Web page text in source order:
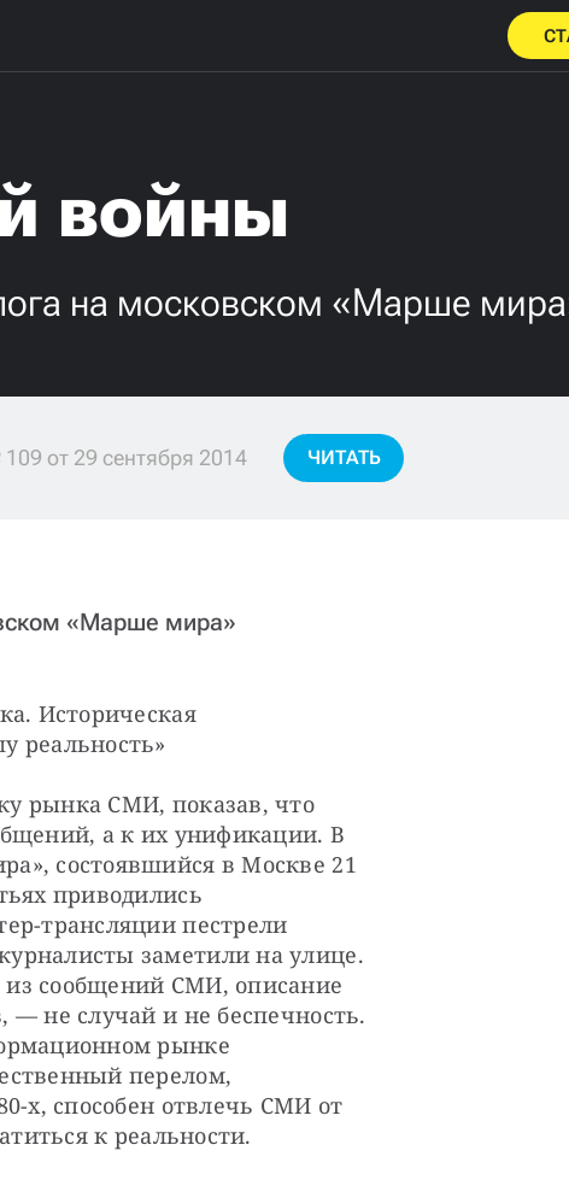
войны
на московском «Марше
от 29 сентября 2014 ЧИТАТЬ
«Марше мира»
Историческая
реальность»
рынка СМИ, показав, что
а к их унификации. В
состоявшийся в Москве 21
приводились
трансляции пестрели
заметили на улице.
из сообщений СМИ, описание
— не случай и не беспечность.
рынке
перелом,
х, способен отвлечь СМИ от
к реальности.